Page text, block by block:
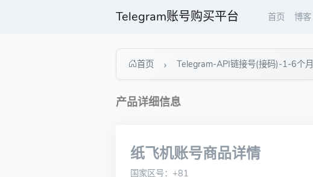
Telegram账号购买平台 首页 博客
首页 Telegram-API链接号(接码)-1-6个月
产品详细信息
纸飞机账号商品详情
国家区号：+81